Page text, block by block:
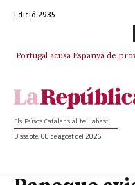
Edició 2935
Portugal acusa Espanya de
El col·lapse de
Els Països Catalans al teu abast
Dissabte, 08 de agost del 2026